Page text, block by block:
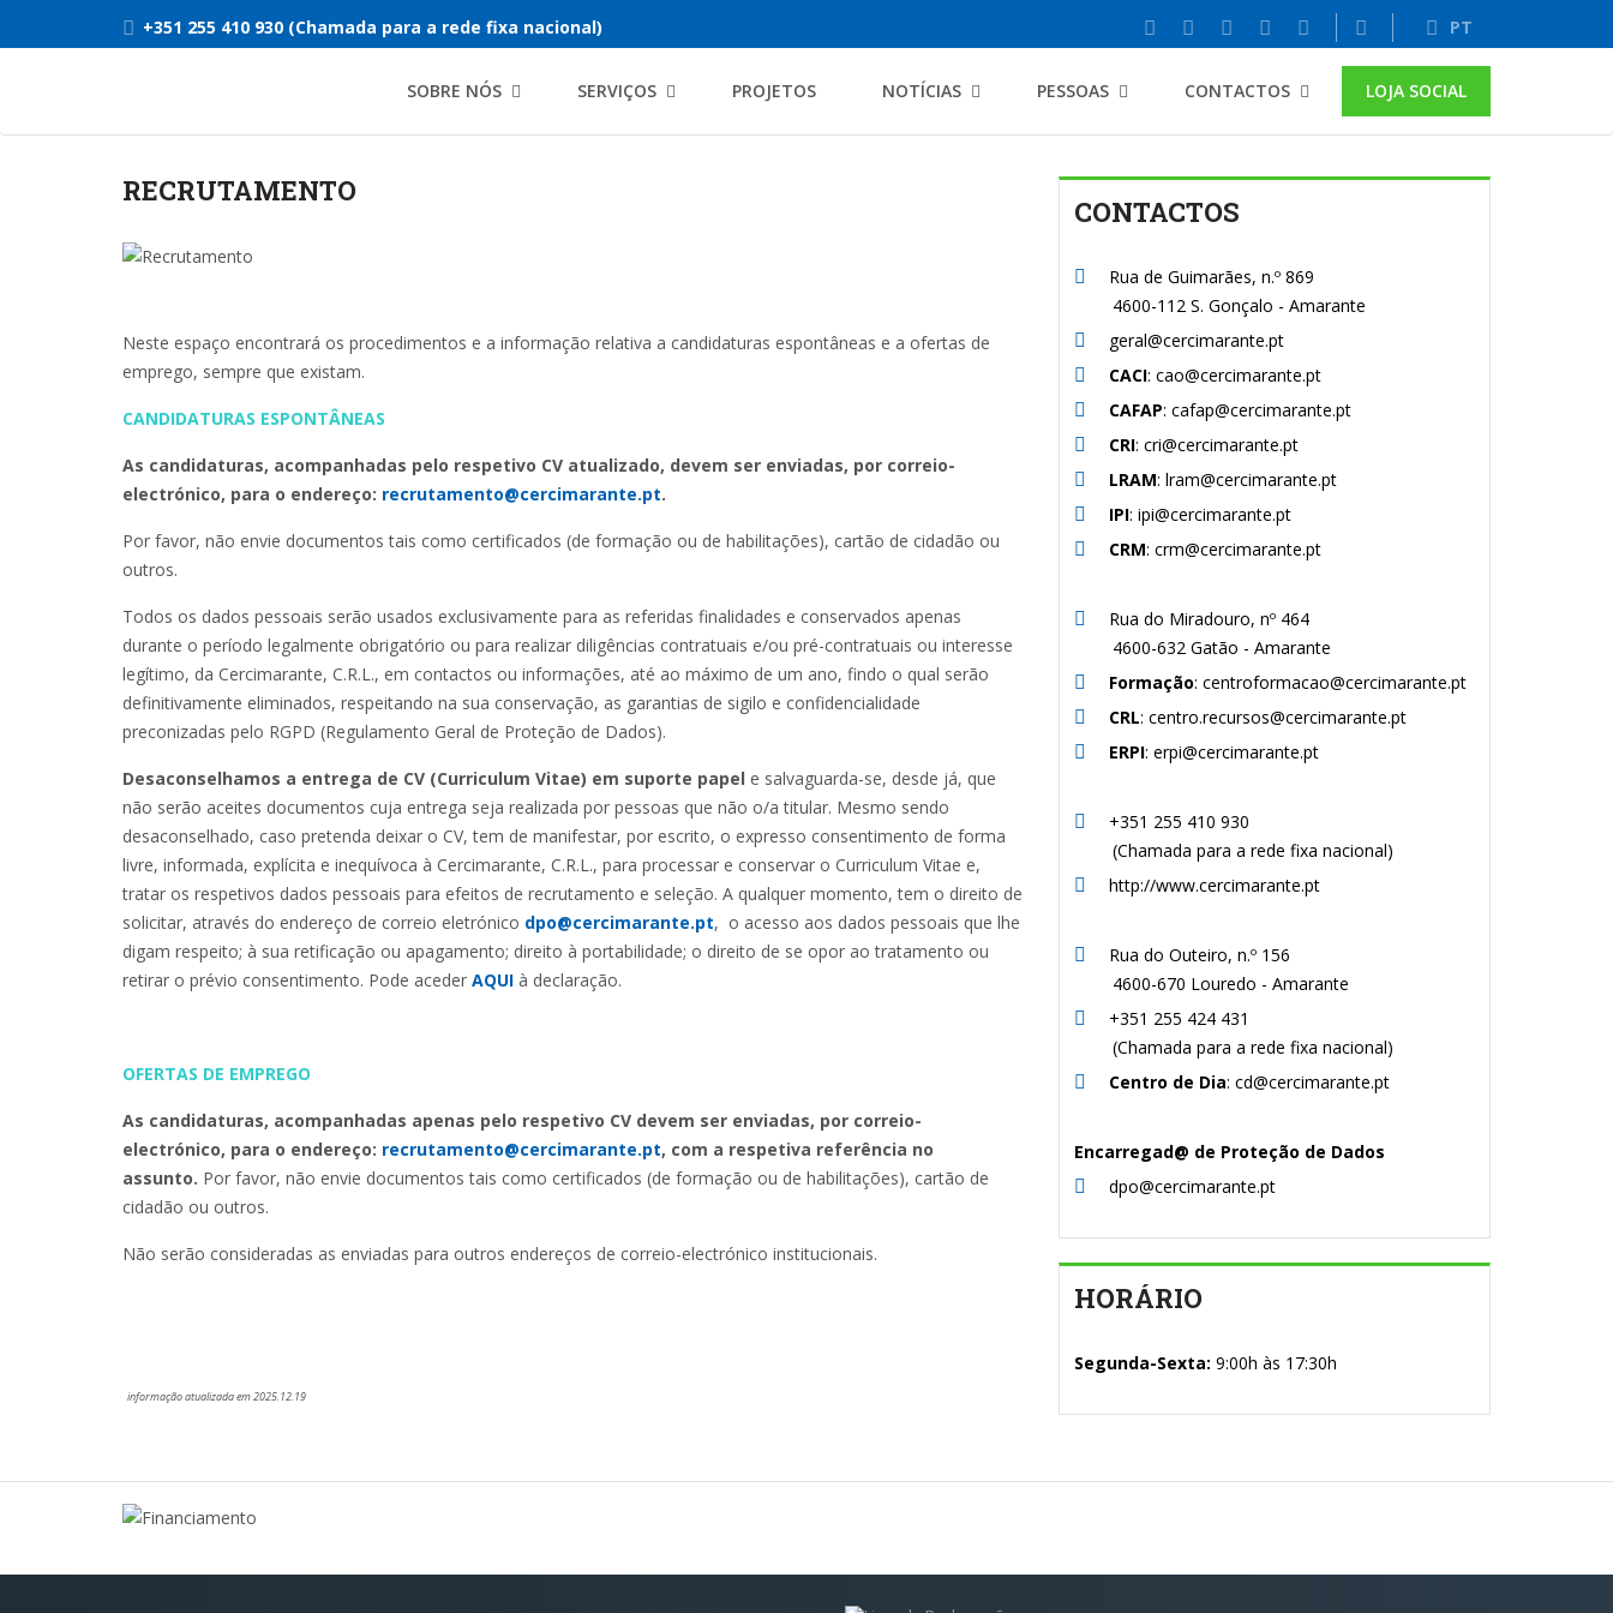
+351 255 410 930 (Chamada para a rede fixa nacional) PT
SOBRE NÓS SERVIÇOS PROJETOS NOTÍCIAS PESSOAS CONTACTOS LOJA SOCIAL
RECRUTAMENTO
Neste espaço encontrará os procedimentos e a informação relativa a candidaturas espontâneas e a ofertas de
emprego, sempre que existam.
CANDIDATURAS ESPONTÂNEAS
As candidaturas, acompanhadas pelo respetivo CV atualizado, devem ser enviadas, por correio-
electrónico, para o endereço: recrutamento@cercimarante.pt.
Por favor, não envie documentos tais como certificados (de formação ou de habilitações), cartão de cidadão ou
outros.
Todos os dados pessoais serão usados exclusivamente para as referidas finalidades e conservados apenas
durante o período legalmente obrigatório ou para realizar diligências contratuais e/ou pré-contratuais ou interesse
legítimo, da Cercimarante, C.R.L., em contactos ou informações, até ao máximo de um ano, findo o qual serão
definitivamente eliminados, respeitando na sua conservação, as garantias de sigilo e confidencialidade
preconizadas pelo RGPD (Regulamento Geral de Proteção de Dados).
Desaconselhamos a entrega de CV (Curriculum Vitae) em suporte papel e salvaguarda-se, desde já, que
não serão aceites documentos cuja entrega seja realizada por pessoas que não o/a titular. Mesmo sendo
desaconselhado, caso pretenda deixar o CV, tem de manifestar, por escrito, o expresso consentimento de forma
livre, informada, explícita e inequívoca à Cercimarante, C.R.L., para processar e conservar o Curriculum Vitae e,
tratar os respetivos dados pessoais para efeitos de recrutamento e seleção. A qualquer momento, tem o direito de
solicitar, através do endereço de correio eletrónico dpo@cercimarante.pt, o acesso aos dados pessoais que lhe
digam respeito; à sua retificação ou apagamento; direito à portabilidade; o direito de se opor ao tratamento ou
retirar o prévio consentimento. Pode aceder AQUI à declaração.
OFERTAS DE EMPREGO
As candidaturas, acompanhadas apenas pelo respetivo CV devem ser enviadas, por correio-
electrónico, para o endereço: recrutamento@cercimarante.pt, com a respetiva referência no
assunto. Por favor, não envie documentos tais como certificados (de formação ou de habilitações), cartão de
cidadão ou outros.
Não serão consideradas as enviadas para outros endereços de correio-electrónico institucionais.
informação atualizada em 2025.12.19
CONTACTOS
Rua de Guimarães, n.º 869
4600-112 S. Gonçalo - Amarante
geral@cercimarante.pt
CACI: cao@cercimarante.pt
CAFAP: cafap@cercimarante.pt
CRI: cri@cercimarante.pt
LRAM: lram@cercimarante.pt
IPI: ipi@cercimarante.pt
CRM: crm@cercimarante.pt
Rua do Miradouro, nº 464
4600-632 Gatão - Amarante
Formação: centroformacao@cercimarante.pt
CRL: centro.recursos@cercimarante.pt
ERPI: erpi@cercimarante.pt
+351 255 410 930
(Chamada para a rede fixa nacional)
http://www.cercimarante.pt
Rua do Outeiro, n.º 156
4600-670 Louredo - Amarante
+351 255 424 431
(Chamada para a rede fixa nacional)
Centro de Dia: cd@cercimarante.pt
Encarregad@ de Proteção de Dados
dpo@cercimarante.pt
HORÁRIO
Segunda-Sexta: 9:00h às 17:30h